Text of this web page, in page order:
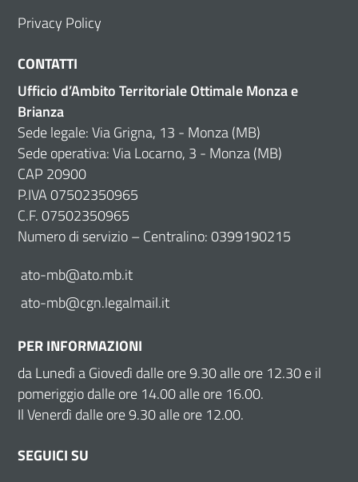
Privacy Policy
CONTATTI
Ufficio d’Ambito Territoriale Ottimale Monza e
Brianza
Sede legale: Via Grigna, 13 - Monza (MB)
Sede operativa: Via Locarno, 3 - Monza (MB)
CAP 20900
P.IVA 07502350965
C.F. 07502350965
Numero di servizio – Centralino: 0399190215
ato-mb@ato.mb.it
ato-mb@cgn.legalmail.it
PER INFORMAZIONI
da Lunedì a Giovedì dalle ore 9.30 alle ore 12.30 e il
pomeriggio dalle ore 14.00 alle ore 16.00.
Il Venerdì dalle ore 9.30 alle ore 12.00.
SEGUICI SU